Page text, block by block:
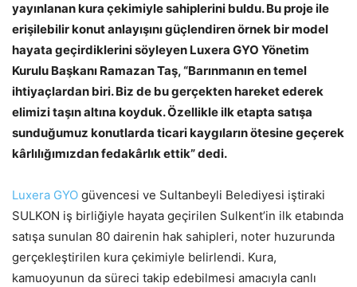
yayınlanan kura çekimiyle sahiplerini buldu. Bu proje ile
erişilebilir konut anlayışını güçlendiren örnek bir model
hayata geçirdiklerini söyleyen Luxera GYO Yönetim
Kurulu Başkanı Ramazan Taş, “Barınmanın en temel
ihtiyaçlardan biri. Biz de bu gerçekten hareket ederek
elimizi taşın altına koyduk. Özellikle ilk etapta satışa
sunduğumuz konutlarda ticari kaygıların ötesine geçerek
kârlılığımızdan fedakârlık ettik” dedi.
Luxera GYO güvencesi ve Sultanbeyli Belediyesi iştiraki
SULKON iş birliğiyle hayata geçirilen Sulkent’in ilk etabında
satışa sunulan 80 dairenin hak sahipleri, noter huzurunda
gerçekleştirilen kura çekimiyle belirlendi. Kura,
kamuoyunun da süreci takip edebilmesi amacıyla canlı